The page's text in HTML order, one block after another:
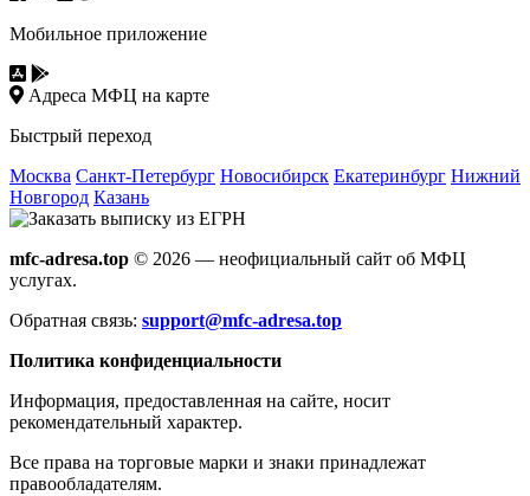
Мобильное приложение
Адреса МФЦ на карте
Быстрый переход
Москва Санкт-Петербург Новосибирск Екатеринбург Нижний
Новгород Казань
mfc-adresa.top © 2026 — неофициальный сайт об МФЦ
услугах.
Обратная связь: support@mfc-adresa.top
Политика конфиденциальности
Информация, предоставленная на сайте, носит
рекомендательный характер.
Все права на торговые марки и знаки принадлежат
правообладателям.